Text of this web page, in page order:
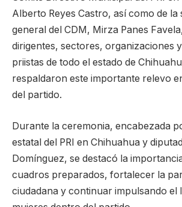
Alberto Reyes Castro, así como de la
general del CDM, Mirza Panes
dirigentes, sectores, organizaciones
priistas de todo el estado de
respaldaron este importante relevo
del partido.
Durante la ceremonia, encabezada
estatal del PRI en Chihuahua y
Domínguez, se destacó la
cuadros preparados, fortalecer la
ciudadana y continuar impulsando el